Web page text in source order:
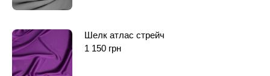
Шелк атлас стрейч
1 150 грн